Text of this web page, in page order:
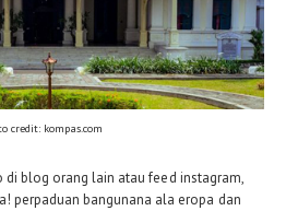
credit: kompas.com
blog orang lain atau feed instagram,
perpaduan bangunana ala eropa dan